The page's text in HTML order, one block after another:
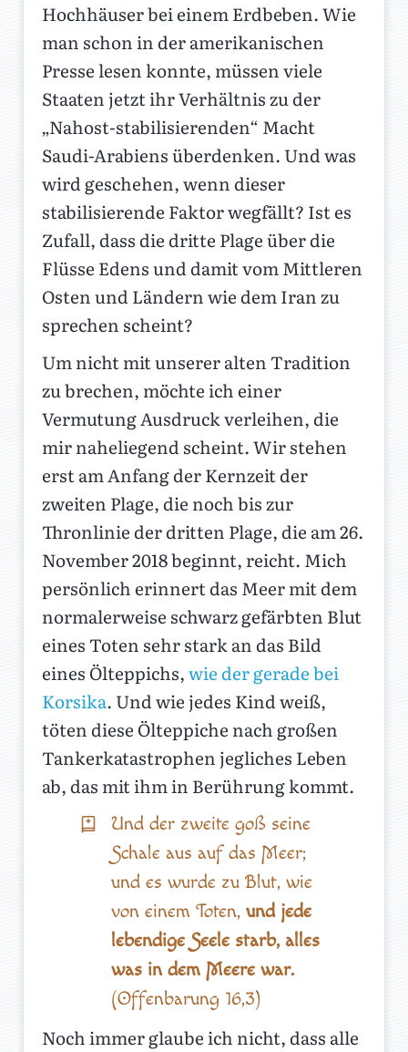
Hochhäuser bei einem Erdbeben. Wie
man schon in der amerikanischen
Presse lesen konnte, müssen viele
Staaten jetzt ihr Verhältnis zu der
„Nahost-stabilisierenden“ Macht
Saudi-Arabiens überdenken. Und was
wird geschehen, wenn dieser
stabilisierende Faktor wegfällt? Ist es
Zufall, dass die dritte Plage über die
Flüsse Edens und damit vom Mittleren
Osten und Ländern wie dem Iran zu
sprechen scheint?
Um nicht mit unserer alten Tradition
zu brechen, möchte ich einer
Vermutung Ausdruck verleihen, die
mir naheliegend scheint. Wir stehen
erst am Anfang der Kernzeit der
zweiten Plage, die noch bis zur
Thronlinie der dritten Plage, die am 26.
November 2018 beginnt, reicht. Mich
persönlich erinnert das Meer mit dem
normalerweise schwarz gefärbten Blut
eines Toten sehr stark an das Bild
eines Ölteppichs,wie der gerade bei
Korsika. Und wie jedes Kind weiß,
töten diese Ölteppiche nach großen
Tankerkatastrophen jegliches Leben
ab, das mit ihm in Berührung kommt.
Und der zweite goß seine
Schale aus auf das Meer;
und es wurde zu Blut, wie
von einem Toten, und jede
lebendige Seele starb, alles
was in dem Meere war.
(Offenbarung 16,3)
Noch immer glaube ich nicht, dass alle